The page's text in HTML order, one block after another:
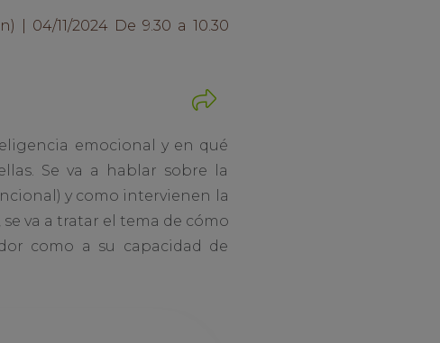
| 04/11/2024 De 9.30 a 10.30
emocional y en qué
Se va a hablar sobre la
y como intervienen la
va a tratar el tema de cómo
como a su capacidad de